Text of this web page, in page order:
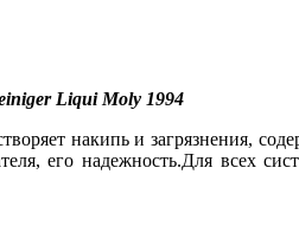
Liqui Moly 1994
накипь и загрязнения,
его надежность.Для всех